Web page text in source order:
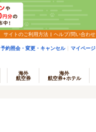
サイトのご利用方法 ヘルプ/問い合わせ
予約照会・変更・キャンセル マイページ
海外
航空券
海外
航空券+ホテル